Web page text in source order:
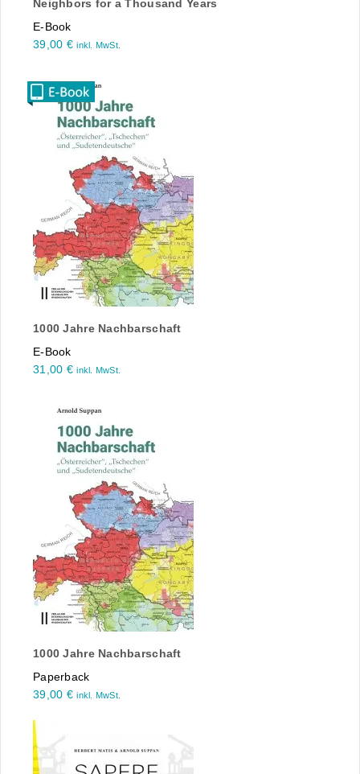
Neighbors for a Thousand Years
E-Book
39,00 € inkl. MwSt.
1000 Jahre Nachbarschaft
E-Book
31,00 € inkl. MwSt.
1000 Jahre Nachbarschaft
Paperback
39,00 € inkl. MwSt.